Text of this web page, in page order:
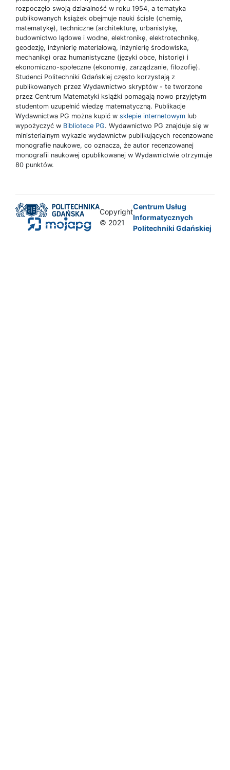
rozpoczęło swoją działalność w roku 1954, a tematyka
publikowanych książek obejmuje nauki ścisłe (chemię,
matematykę), techniczne (architekturę, urbanistykę,
budownictwo lądowe i wodne, elektronikę, elektrotechnikę,
geodezję, inżynierię materiałową, inżynierię środowiska,
mechanikę) oraz humanistyczne (języki obce, historię) i
ekonomiczno-społeczne (ekonomię, zarządzanie, filozofię).
Studenci Politechniki Gdańskiej często korzystają z
publikowanych przez Wydawnictwo skryptów - te tworzone
przez Centrum Matematyki książki pomagają nowo przyjętym
studentom uzupełnić wiedzę matematyczną. Publikacje
Wydawnictwa PG można kupić w sklepie internetowym lub
wypożyczyć w Bibliotece PG. Wydawnictwo PG znajduje się w
ministerialnym wykazie wydawnictw publikujących recenzowane
monografie naukowe, co oznacza, że autor recenzowanej
monografii naukowej opublikowanej w Wydawnictwie otrzymuje
80 punktów.
Copyright
© 2021
Centrum Usług
Informatycznych
Politechniki Gdańskiej